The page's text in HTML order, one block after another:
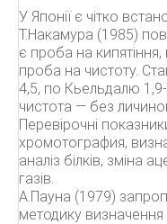
У Японії є чітко
Т.Накамура (1985)
є проба на
проба на чистоту.
4,5, по Кьельдалю 1,9-
чистота — без
Перевірочні
хромотография,
аналіз білків, зміна
газів.
А.Пауна (1979)
методику визначення